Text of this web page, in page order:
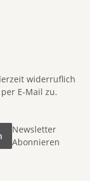
widerruflich
E-Mail zu.
Newsletter
Abonnieren